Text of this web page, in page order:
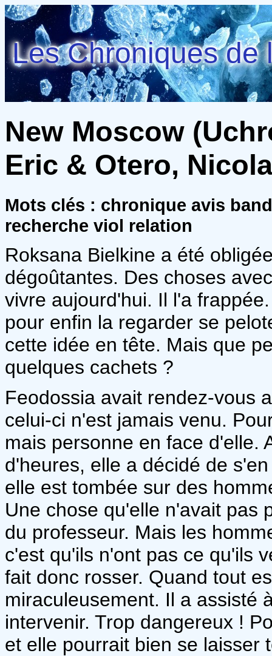
Les Chroniques de
New Moscow
Eric & Otero,
Mots clés : chronique avis
recherche viol relation
Roksana Bielkine a été
dégoûtantes. Des choses
vivre aujourd'hui. Il l'a
pour enfin la regarder se
cette idée en tête. Mais que
quelques cachets ?
Feodossia avait rendez-vous
celui-ci n'est jamais venu.
mais personne en face d'elle.
d'heures, elle a décidé de
elle est tombée sur des
Une chose qu'elle n'avait pas
du professeur. Mais les
c'est qu'ils n'ont pas ce qu'ils
fait donc rosser. Quand tout
miraculeusement. Il a assisté
intervenir. Trop dangereux !
et elle pourrait bien se laisser